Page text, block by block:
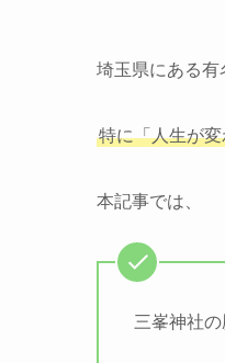
埼玉県にある有
特に「人生が
本記事では、
三峯神社